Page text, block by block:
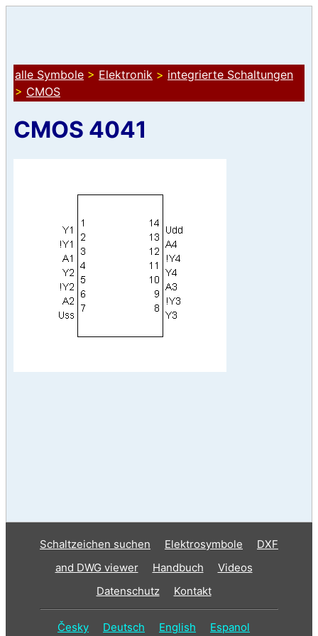
alle Symbole > Elektronik > integrierte Schaltungen
> CMOS
CMOS 4041
Schaltzeichen suchen Elektrosymbole
DXF
and DWG viewer
Handbuch
Videos
Datenschutz
Kontakt
Česky Deutsch English Espanol